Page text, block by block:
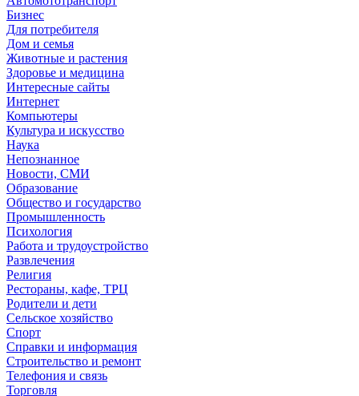
Бизнес
Для потребителя
Дом и семья
Животные и растения
Здоровье и медицина
Интересные сайты
Интернет
Компьютеры
Культура и искусство
Наука
Непознанное
Новости, СМИ
Образование
Общество и государство
Промышленность
Психология
Работа и трудоустройство
Развлечения
Религия
Рестораны, кафе, ТРЦ
Родители и дети
Сельское хозяйство
Спорт
Справки и информация
Строительство и ремонт
Телефония и связь
Торговля